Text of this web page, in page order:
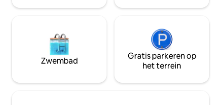
Zwembad
Gratis parkeren op
het terrein